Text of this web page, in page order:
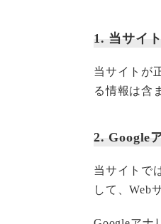
1. 当サイ
当サイトが
る情報は含
2. Google
当サイトで
して、Web